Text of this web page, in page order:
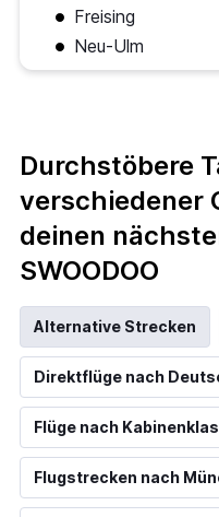
Freising
Neu-Ulm
Durchstöbere
verschiedener
deinen
SWOODOO
Alternative Strecken
Direktflüge nach
Flüge nach
Flugstrecken nach